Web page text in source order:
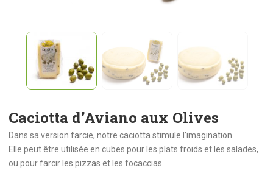
Caciotta d’Aviano aux Olives
Dans sa version farcie, notre caciotta stimule l’imagination.
Elle peut être utilisée en cubes pour les plats froids et les salades,
ou pour farcir les pizzas et les focaccias.